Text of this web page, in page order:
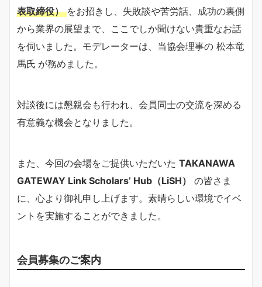
表取締役） をお招きし、失敗談や苦労話、成功の裏側
から業界の展望まで、ここでしか聞けない貴重なお話
を伺いました。モデレーターは、当協会理事の 松本竜
馬氏 が務めました。
対談後には懇親会も行われ、会員同士の交流を深める
有意義な機会となりました。
また、今回の会場をご提供いただいた TAKANAWA
GATEWAY Link Scholars’ Hub（LiSH）
の皆さま
に、心より御礼申し上げます。素晴らしい環境でイベ
ントを実施することができました。
会員募集のご案内